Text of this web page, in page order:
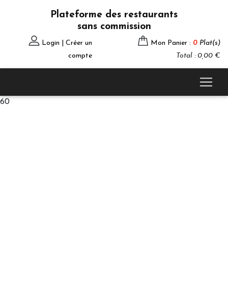
Plateforme des restaurants
sans commission
Login | Créer un
compte
Mon Panier : 0 Plat(s)
Total : 0,00 €
60